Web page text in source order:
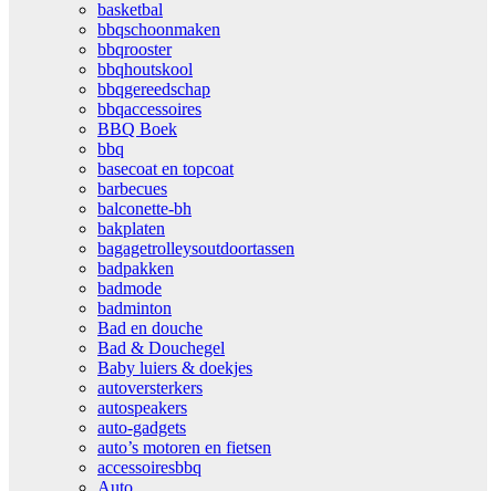
basketbal
bbqschoonmaken
bbqrooster
bbqhoutskool
bbqgereedschap
bbqaccessoires
BBQ Boek
bbq
basecoat en topcoat
barbecues
balconette-bh
bakplaten
bagagetrolleysoutdoortassen
badpakken
badmode
badminton
Bad en douche
Bad & Douchegel
Baby luiers & doekjes
autoversterkers
autospeakers
auto-gadgets
auto’s motoren en fietsen
accessoiresbbq
Auto